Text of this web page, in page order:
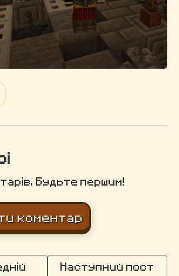
Будьте першим!
коментар
Наступний пост